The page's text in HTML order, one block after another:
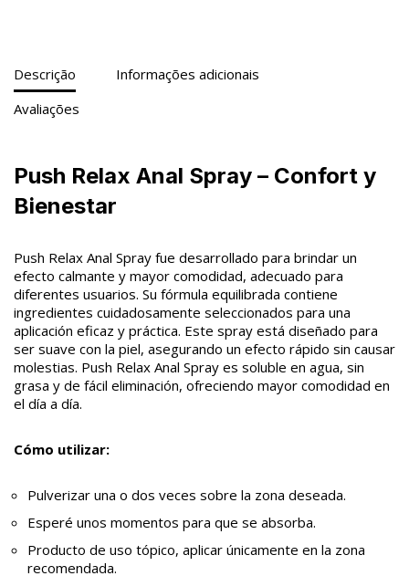
Descrição
Informações adicionais
Avaliações
Push Relax Anal Spray – Confort y
Bienestar
Push Relax Anal Spray fue desarrollado para brindar un
efecto calmante y mayor comodidad, adecuado para
diferentes usuarios. Su fórmula equilibrada contiene
ingredientes cuidadosamente seleccionados para una
aplicación eficaz y práctica. Este spray está diseñado para
ser suave con la piel, asegurando un efecto rápido sin causar
molestias. Push Relax Anal Spray es soluble en agua, sin
grasa y de fácil eliminación, ofreciendo mayor comodidad en
el día a día.
Cómo utilizar:
Pulverizar una o dos veces sobre la zona deseada.
Esperé unos momentos para que se absorba.
Producto de uso tópico, aplicar únicamente en la zona
recomendada.